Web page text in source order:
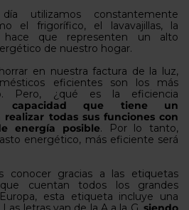
y
utilizamos constantemente
el frigorífico, el lavavajillas, la
que representen un alto
de nuestro hogar.
en nuestra factura de la luz,
eficientes son los más
Pero, ¿qué es la eficiencia
que tiene un
todas sus funciones con
energía posible. Por lo tanto,
energético, más eficiente será
conocer gracias a las etiquetas
cuentan todos los grandes
esta etiqueta incluye una